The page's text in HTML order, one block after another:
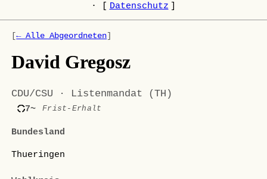
·
Datenschutz
[← Alle Abgeordneten]
David Gregosz
CDU/CSU · Listenmandat (TH)
7~ Frist-Erhalt
Bundesland
Thueringen